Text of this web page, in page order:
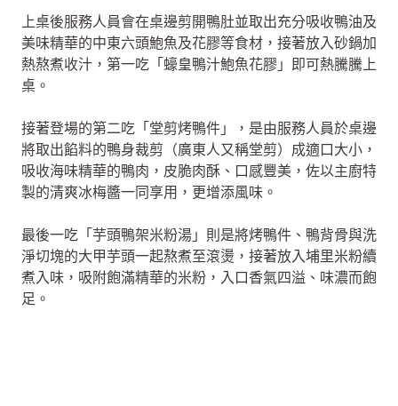
上桌後服務人員會在桌邊剪開鴨肚並取出充分吸收鴨油及
美味精華的中東六頭鮑魚及花膠等食材，接著放入砂鍋加
熱熬煮收汁，第一吃「蠔皇鴨汁鮑魚花膠」即可熱騰騰上
桌。
接著登場的第二吃「堂剪烤鴨件」，是由服務人員於桌邊
將取出餡料的鴨身裁剪（廣東人又稱堂剪）成適口大小，
吸收海味精華的鴨肉，皮脆肉酥、口感豐美，佐以主廚特
製的清爽冰梅醬一同享用，更增添風味。
最後一吃「芋頭鴨架米粉湯」則是將烤鴨件、鴨背骨與洗
淨切塊的大甲芋頭一起熬煮至滾燙，接著放入埔里米粉續
煮入味，吸附飽滿精華的米粉，入口香氣四溢、味濃而飽
足。